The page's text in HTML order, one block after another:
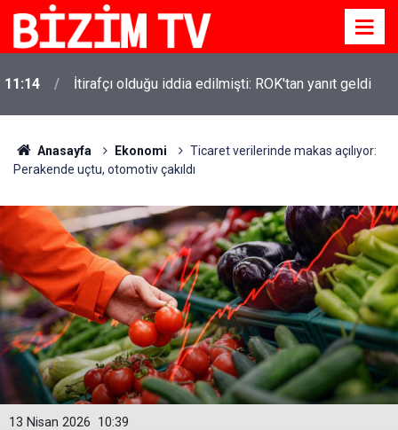
11:14 İtirafçı olduğu iddia edilmişti: ROK'tan yanıt geldi
Anasayfa Ekonomi
Ticaret verilerinde makas açılıyor:
Perakende uçtu, otomotiv çakıldı
10:39
13 Nisan 2026